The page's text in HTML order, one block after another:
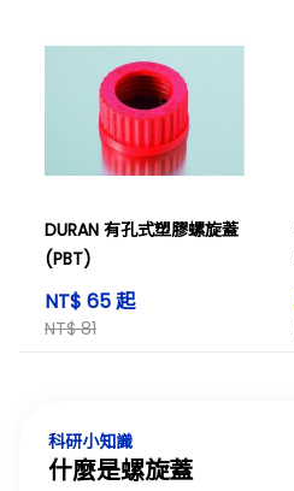
DURAN 有孔式塑膠螺旋蓋
(PBT)
NT$ 65 起
NT$ 81
科研小知識
什麼是螺旋蓋